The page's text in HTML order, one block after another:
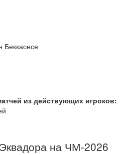
Беккасесе
из действующих игроков:
на ЧМ-2026